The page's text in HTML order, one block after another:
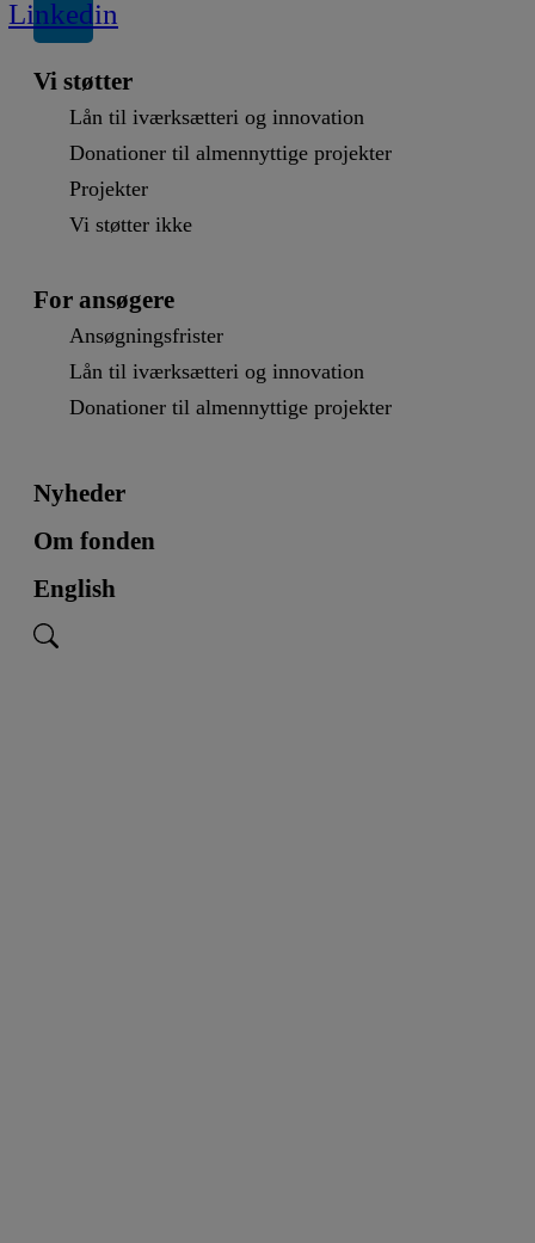
Linkedin
Vi støtter
Lån til iværksætteri og innovation
Donationer til almennyttige projekter
Projekter
Vi støtter ikke
For ansøgere
Ansøgningsfrister
Lån til iværksætteri og innovation
Donationer til almennyttige projekter
Nyheder
Om fonden
English